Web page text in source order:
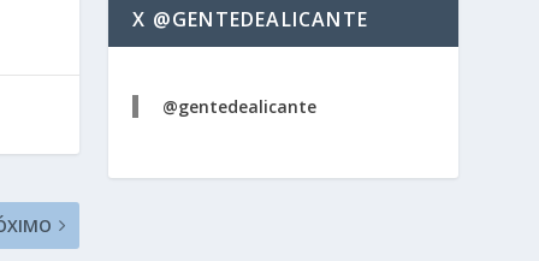
X @GENTEDEALICANTE
@gentedealicante